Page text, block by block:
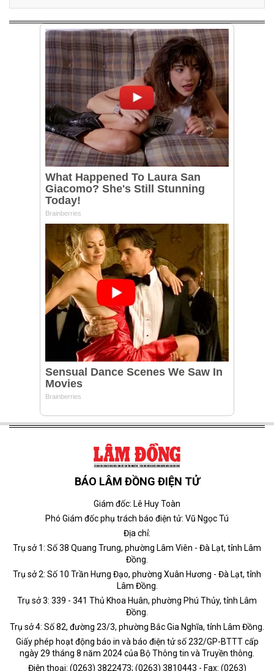
BÁO LÂM ĐỒNG ĐIỆN TỬ
Giám đốc: Lê Huy Toàn
Phó Giám đốc phụ trách báo điện tử: Vũ Ngọc Tú
Địa chỉ:
Trụ sở 1: Số 38 Quang Trung, phường Lâm Viên - Đà Lạt, tỉnh Lâm
Đồng.
Trụ sở 2: Số 10 Trần Hưng Đạo, phường Xuân Hương - Đà Lạt, tỉnh
Lâm Đồng.
Trụ sở 3: 339 - 341 Thủ Khoa Huân, phường Phú Thủy, tỉnh Lâm
Đồng.
Trụ sở 4: Số 82, đường 23/3, phường Bắc Gia Nghĩa, tỉnh Lâm Đồng.
Giấy phép hoạt động báo in và báo điện tử số 232/GP-BTTT cấp
ngày 29 tháng 8 năm 2024 của Bộ Thông tin và Truyền thông.
Điện thoại: (0263) 3822473; (0263) 3810443 - Fax: (0263)